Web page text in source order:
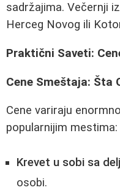
sadržajima. Večernji
Herceg Novog ili
Praktični Saveti:
Cene Smeštaja: Šta
Cene variraju
popularnijim mestima:
Krevet u sobi sa
osobi.